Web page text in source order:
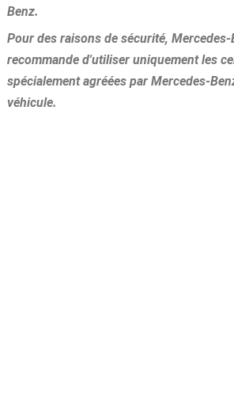
Benz.
Pour des raisons de sécurité,
recommande d'utiliser uniquement les
spécialement agréées par Mercedes-
véhicule.